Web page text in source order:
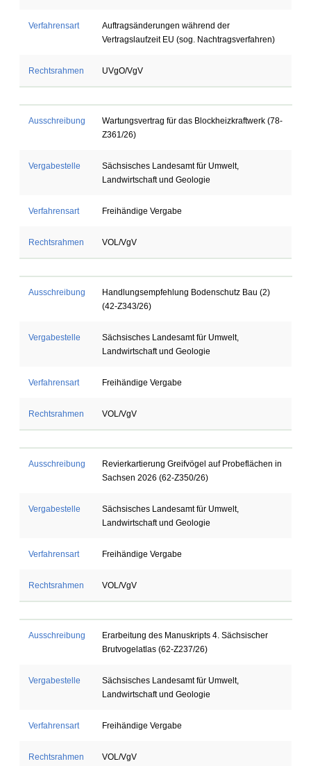
Verfahrensart
Auftragsänderungen während der
Vertragslaufzeit EU (sog. Nachtragsverfahren)
Rechtsrahmen UVgO/VgV
Ausschreibung
Wartungsvertrag für das Blockheizkraftwerk (78-
Z361/26)
Vergabestelle
Sächsisches Landesamt für Umwelt,
Landwirtschaft und Geologie
Verfahrensart Freihändige Vergabe
Rechtsrahmen VOL/VgV
Ausschreibung
Handlungsempfehlung Bodenschutz Bau (2)
(42-Z343/26)
Vergabestelle
Sächsisches Landesamt für Umwelt,
Landwirtschaft und Geologie
Verfahrensart Freihändige Vergabe
Rechtsrahmen VOL/VgV
Ausschreibung
Revierkartierung Greifvögel auf Probeflächen in
Sachsen 2026 (62-Z350/26)
Vergabestelle
Sächsisches Landesamt für Umwelt,
Landwirtschaft und Geologie
Verfahrensart Freihändige Vergabe
Rechtsrahmen VOL/VgV
Ausschreibung
Erarbeitung des Manuskripts 4. Sächsischer
Brutvogelatlas (62-Z237/26)
Vergabestelle
Sächsisches Landesamt für Umwelt,
Landwirtschaft und Geologie
Verfahrensart Freihändige Vergabe
Rechtsrahmen VOL/VgV